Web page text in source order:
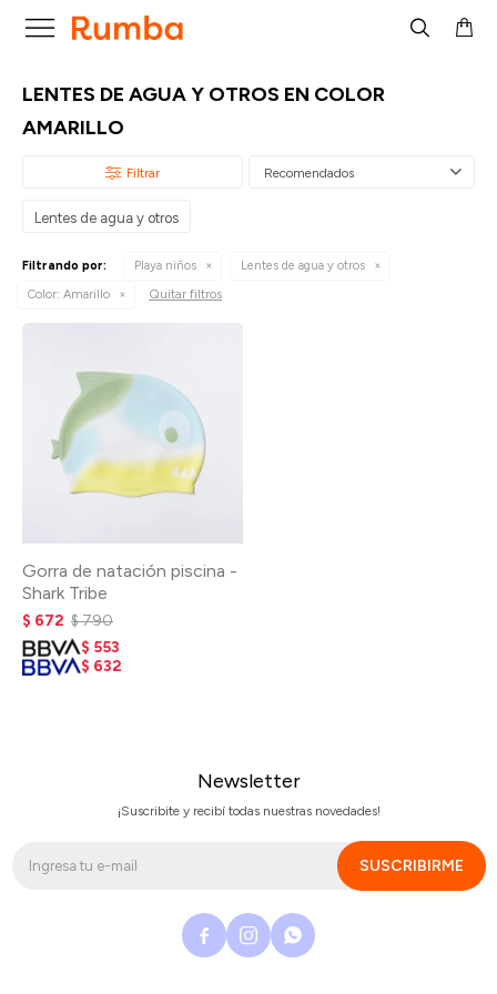

LENTES DE AGUA Y OTROS EN COLOR
AMARILLO
Recomendados
Lentes de agua y otros
Filtrando por: Playa niños
Lentes de agua y otros
Color: Amarillo Quitar filtros
Gorra de natación piscina -
Shark Tribe
$ 672 $790
$ 553
$ 632
Newsletter
¡Suscribite y recibí todas nuestras novedades!
SUSCRIBIRME
  